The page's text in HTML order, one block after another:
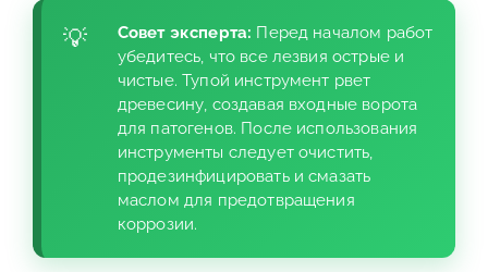
Совет эксперта: Перед началом работ
убедитесь, что все лезвия острые и
чистые. Тупой инструмент рвет
древесину, создавая входные ворота
для патогенов. После использования
инструменты следует очистить,
продезинфицировать и смазать
маслом для предотвращения
коррозии.